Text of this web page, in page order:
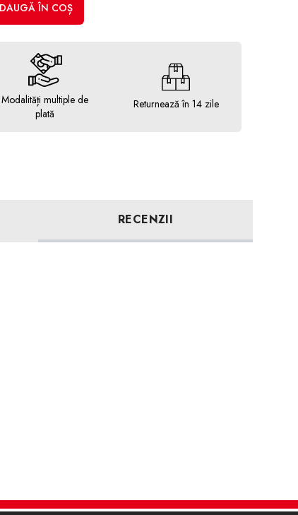
ÎN COȘ
Modalități multiple de
plată
Returnează în 14 zile
RECENZII